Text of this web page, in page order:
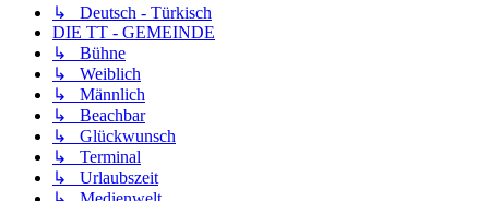
↳ Deutsch - Türkisch
DIE TT - GEMEINDE
↳ Bühne
↳ Weiblich
↳ Männlich
↳ Beachbar
↳ Glückwunsch
↳ Terminal
↳ Urlaubszeit